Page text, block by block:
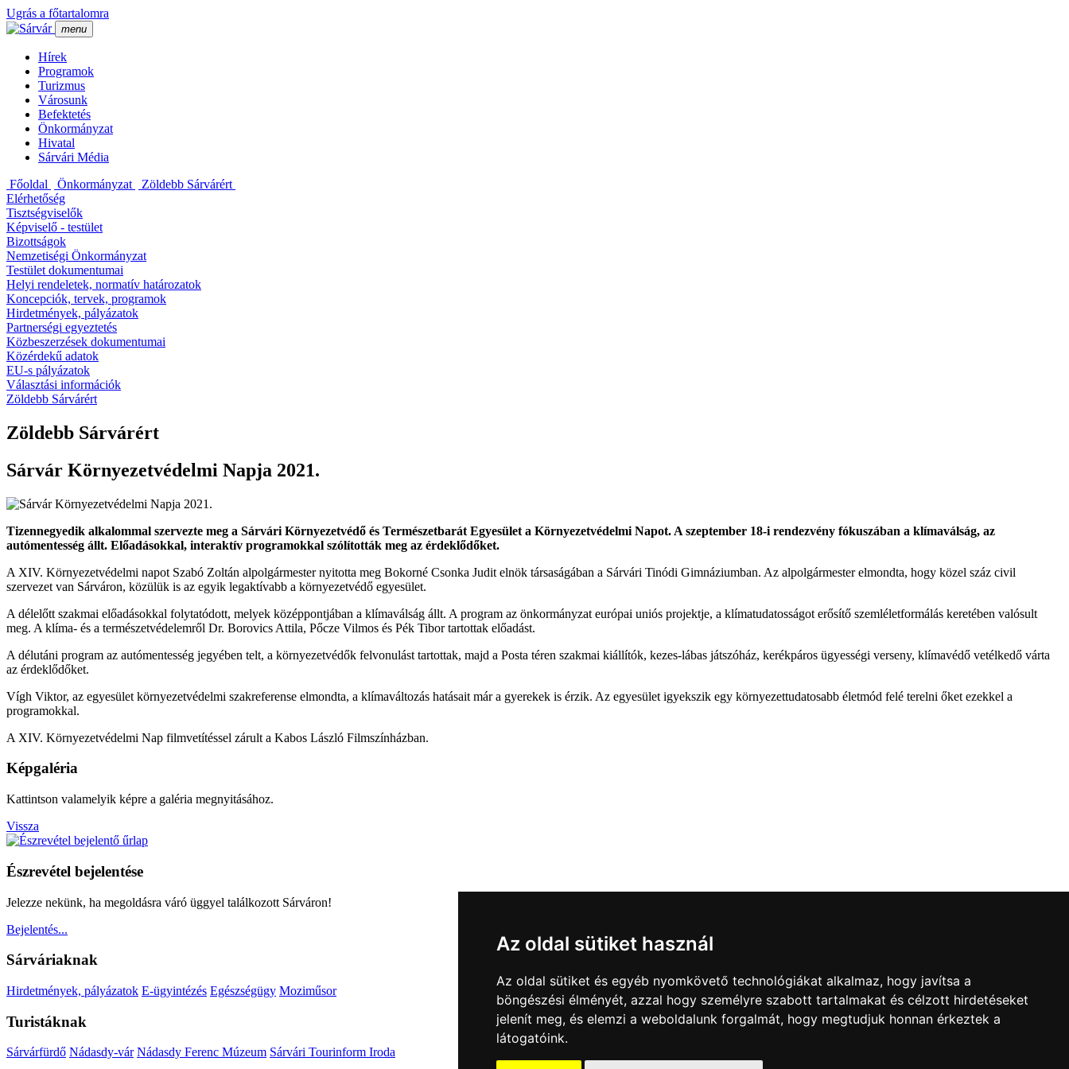
Az oldal sütiket használ
Az oldal sütiket és egyéb nyomkövető technológiákat alkalmaz, hogy javítsa a
böngészési élményét, azzal hogy személyre szabott tartalmakat és célzott hirdetéseket
jelenít meg, és elemzi a weboldalunk forgalmát, hogy megtudjuk honnan érkeztek a
látogatóink.
Ugrás a főtartalomra
menu
Hí­rek
Programok
Turizmus
Városunk
Befektetés
Önkormányzat
Hivatal
Sárvári Média
Főoldal
Önkormányzat
Zöldebb Sárvárért
Elérhetőség
Tisztségviselők
Képviselő - testület
Bizottságok
Nemzetiségi Önkormányzat
Testület dokumentumai
Helyi rendeletek, normatí­v határozatok
Koncepciók, tervek, programok
Hirdetmények, pályázatok
Partnerségi egyeztetés
Közbeszerzések dokumentumai
Közérdekű adatok
EU-s pályázatok
Választási információk
Zöldebb Sárvárért
Zöldebb Sárvárért
Sárvár Környezetvédelmi Napja 2021.
Tizennegyedik alkalommal szervezte meg a Sárvári Környezetvédő és Természetbarát Egyesület a Környezetvédelmi Napot. A szeptember 18-i rendezvény fókuszában a klímaválság, az
autómentesség állt. Előadásokkal, interaktív programokkal szólították meg az érdeklődőket.
A XIV. Környezetvédelmi napot Szabó Zoltán alpolgármester nyitotta meg Bokorné Csonka Judit elnök társaságában a Sárvári Tinódi Gimnáziumban. Az alpolgármester elmondta, hogy közel száz civil
szervezet van Sárváron, közülük is az egyik legaktívabb a környezetvédő egyesület.
A délelőtt szakmai előadásokkal folytatódott, melyek középpontjában a klímaválság állt. A program az önkormányzat európai uniós projektje, a klímatudatosságot erősítő szemléletformálás keretében valósult
meg. A klíma- és a természetvédelemről Dr. Borovics Attila, Pőcze Vilmos és Pék Tibor tartottak előadást.
A délutáni program az autómentesség jegyében telt, a környezetvédők felvonulást tartottak, majd a Posta téren szakmai kiállítók, kezes-lábas játszóház, kerékpáros ügyességi verseny, klímavédő vetélkedő várta
az érdeklődőket.
Vígh Viktor, az egyesület környezetvédelmi szakreferense elmondta, a klímaváltozás hatásait már a gyerekek is érzik. Az egyesület igyekszik egy környezettudatosabb életmód felé terelni őket ezekkel a
programokkal.
A XIV. Környezetvédelmi Nap filmvetítéssel zárult a Kabos László Filmszínházban.
Képgaléria
Kattintson valamelyik képre a galéria megnyitásához.
Vissza
Észrevétel bejelentése
Jelezze nekünk, ha megoldásra váró üggyel találkozott Sárváron!
Bejelentés...
Sárváriaknak
Hirdetmények, pályázatok E-ügyintézés Egészségügy Moziműsor
Turistáknak
Sárvárfürdő Nádasdy-vár Nádasdy Ferenc Múzeum Sárvári Tourinform Iroda